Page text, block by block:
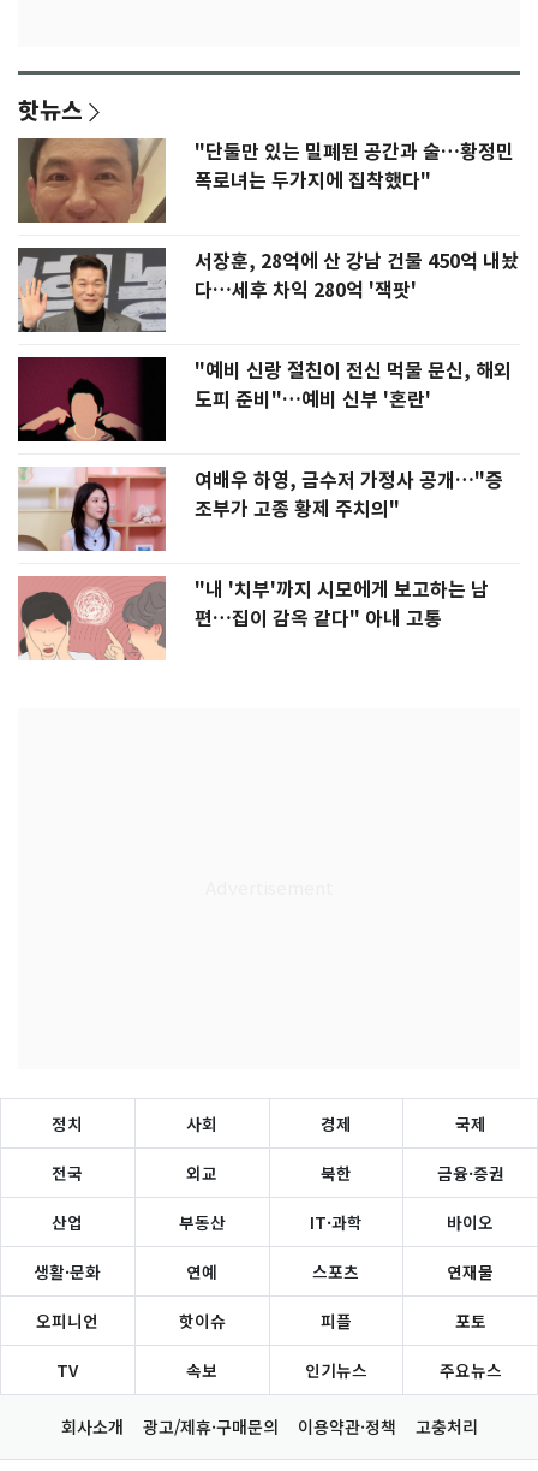
핫뉴스
"단둘만 있는 밀폐된 공간과 술…황정민
폭로녀는 두가지에 집착했다"
서장훈, 28억에 산 강남 건물 450억 내놨
다…세후 차익 280억 '잭팟'
"예비 신랑 절친이 전신 먹물 문신, 해외
도피 준비"…예비 신부 '혼란'
여배우 하영, 금수저 가정사 공개…"증
조부가 고종 황제 주치의"
"내 '치부'까지 시모에게 보고하는 남
편…집이 감옥 같다" 아내 고통
정치 사회 경제 국제
전국 외교 북한 금융·증권
산업 부동산 IT·과학 바이오
생활·문화 연예 스포츠 연재물
오피니언 핫이슈 피플 포토
TV 속보 인기뉴스 주요뉴스
회사소개 광고/제휴·구매문의 이용약관·정책 고충처리